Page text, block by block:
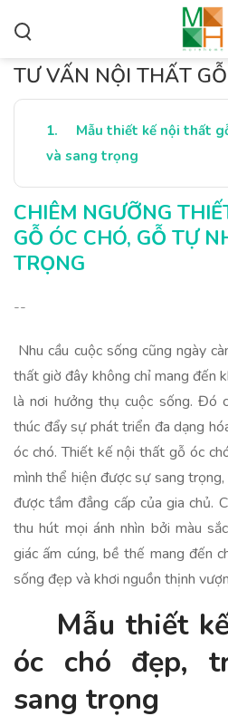
TƯ VẤN NỘI THẤT
Mẫu thiết kế nội thất
và sang trọng
CHIÊM NGƯỠNG
GỖ ÓC CHÓ, GỖ TỰ
TRỌNG
--
Nhu cầu cuộc sống cũng ngày
thất giờ đây không chỉ mang đến
là nơi hưởng thụ cuộc sống. Đó
thúc đẩy sự phát triển đa dạng
óc chó. Thiết kế nội thất gỗ óc
mình thể hiện được sự sang
được tầm đẳng cấp của gia chủ.
thu hút mọi ánh nhìn bởi màu
giác ấm cúng, bề thế mang đến
sống đẹp và khơi nguồn thịnh
Mẫu thiết
óc chó đẹp,
sang trọng